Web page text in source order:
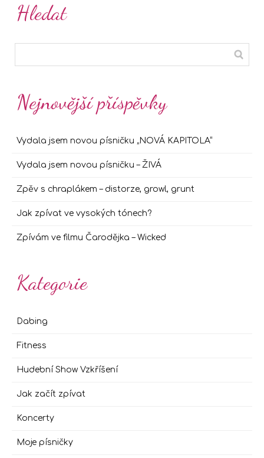
Hledat
Nejnovější příspěvky
Vydala jsem novou písničku „NOVÁ KAPITOLA“
Vydala jsem novou písničku – ŽIVÁ
Zpěv s chraplákem – distorze, growl, grunt
Jak zpívat ve vysokých tónech?
Zpívám ve filmu Čarodějka – Wicked
Kategorie
Dabing
Fitness
Hudební Show Vzkříšení
Jak začít zpívat
Koncerty
Moje písničky